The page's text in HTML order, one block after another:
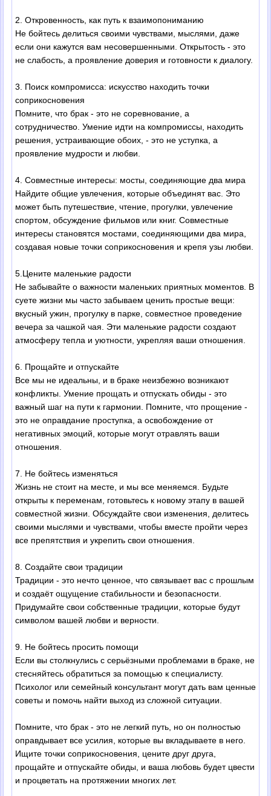
2. Откровенность, как путь к взаимопониманию
Не бойтесь делиться своими чувствами, мыслями, даже
если они кажутся вам несовершенными. Открытость - это
не слабость, а проявление доверия и готовности к диалогу.
3. Поиск компромисса: искусство находить точки
соприкосновения
Помните, что брак - это не соревнование, а
сотрудничество. Умение идти на компромиссы, находить
решения, устраивающие обоих, - это не уступка, а
проявление мудрости и любви.
4. Совместные интересы: мосты, соединяющие два мира
Найдите общие увлечения, которые объединят вас. Это
может быть путешествие, чтение, прогулки, увлечение
спортом, обсуждение фильмов или книг. Совместные
интересы становятся мостами, соединяющими два мира,
создавая новые точки соприкосновения и крепя узы любви.
5.Цените маленькие радости
Не забывайте о важности маленьких приятных моментов. В
суете жизни мы часто забываем ценить простые вещи:
вкусный ужин, прогулку в парке, совместное проведение
вечера за чашкой чая. Эти маленькие радости создают
атмосферу тепла и уютности, укрепляя ваши отношения.
6. Прощайте и отпускайте
Все мы не идеальны, и в браке неизбежно возникают
конфликты. Умение прощать и отпускать обиды - это
важный шаг на пути к гармонии. Помните, что прощение -
это не оправдание проступка, а освобождение от
негативных эмоций, которые могут отравлять ваши
отношения.
7. Не бойтесь изменяться
Жизнь не стоит на месте, и мы все меняемся. Будьте
открыты к переменам, готовьтесь к новому этапу в вашей
совместной жизни. Обсуждайте свои изменения, делитесь
своими мыслями и чувствами, чтобы вместе пройти через
все препятствия и укрепить свои отношения.
8. Создайте свои традиции
Традиции - это нечто ценное, что связывает вас с прошлым
и создаёт ощущение стабильности и безопасности.
Придумайте свои собственные традиции, которые будут
символом вашей любви и верности.
9. Не бойтесь просить помощи
Если вы столкнулись с серьёзными проблемами в браке, не
стесняйтесь обратиться за помощью к специалисту.
Психолог или семейный консультант могут дать вам ценные
советы и помочь найти выход из сложной ситуации.
Помните, что брак - это не легкий путь, но он полностью
оправдывает все усилия, которые вы вкладываете в него.
Ищите точки соприкосновения, цените друг друга,
прощайте и отпускайте обиды, и ваша любовь будет цвести
и процветать на протяжении многих лет.